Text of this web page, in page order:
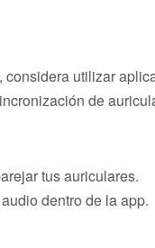
utilizar
de
tus auriculares.
dentro de la app.